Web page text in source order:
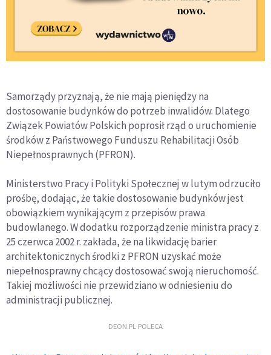
Samorządy przyznają, że nie mają pieniędzy na
dostosowanie budynków do potrzeb inwalidów. Dlatego
Związek Powiatów Polskich poprosił rząd o uruchomienie
środków z Państwowego Funduszu Rehabilitacji Osób
Niepełnosprawnych (PFRON).
Ministerstwo Pracy i Polityki Społecznej w lutym odrzuciło
prośbę, dodając, że takie dostosowanie budynków jest
obowiązkiem wynikającym z przepisów prawa
budowlanego. W dodatku rozporządzenie ministra pracy z
25 czerwca 2002 r. zakłada, że na likwidację barier
architektonicznych środki z PFRON uzyskać może
niepełnosprawny chcący dostosować swoją nieruchomość.
Takiej możliwości nie przewidziano w odniesieniu do
administracji publicznej.
DEON.PL POLECA